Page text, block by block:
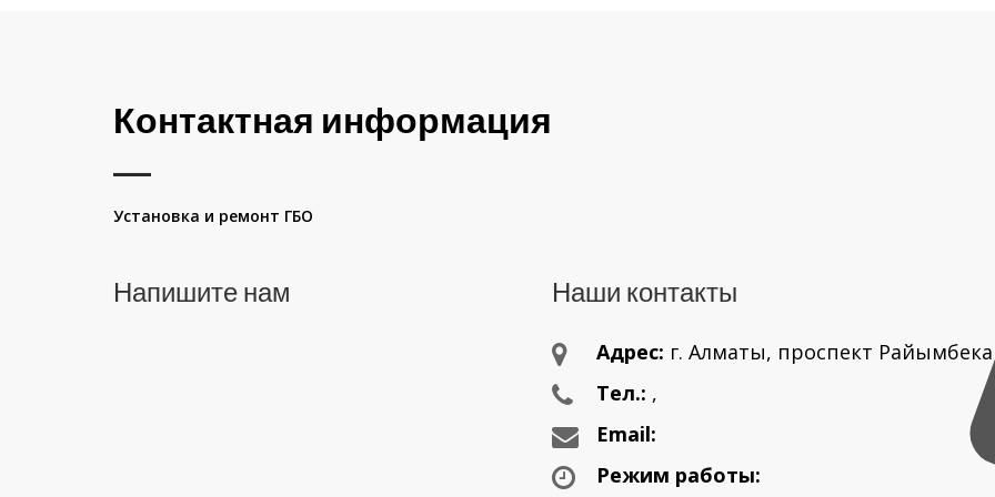
Контактная информация
Установка и ремонт ГБО
Напишите нам Наши контакты
Адрес: г. Aлматы, проспект
Тел.: ,
Email:
Режим работы: